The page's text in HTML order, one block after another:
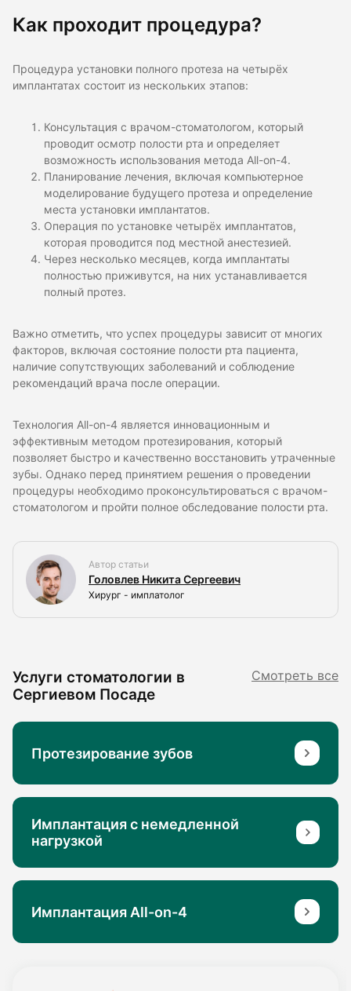
Как проходит процедура?
Процедура установки полного протеза на четырёх
имплантатах состоит из нескольких этапов:
Консультация с врачом-стоматологом, который
проводит осмотр полости рта и определяет
возможность использования метода All-on-4.
Планирование лечения, включая компьютерное
моделирование будущего протеза и определение
места установки имплантатов.
Операция по установке четырёх имплантатов,
которая проводится под местной анестезией.
Через несколько месяцев, когда имплантаты
полностью приживутся, на них устанавливается
полный протез.
Важно отметить, что успех процедуры зависит от многих
факторов, включая состояние полости рта пациента,
наличие сопутствующих заболеваний и соблюдение
рекомендаций врача после операции.
Технология All-on-4 является инновационным и
эффективным методом протезирования, который
позволяет быстро и качественно восстановить утраченные
зубы. Однако перед принятием решения о проведении
процедуры необходимо проконсультироваться с врачом-
стоматологом и пройти полное обследование полости рта.
Автор статьи
Головлев Никита Сергеевич
Хирург - имплатолог
Услуги стоматологии в
Сергиевом Посаде
Смотреть все
Протезирование зубов
Имплантация с немедленной
нагрузкой
Имплантация All-on-4